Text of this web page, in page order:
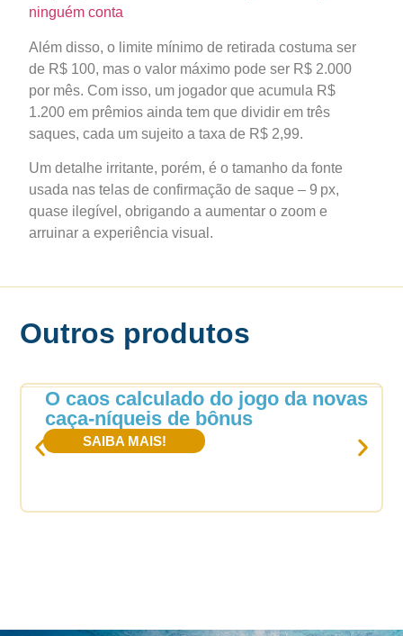
ninguém conta
Além disso, o limite mínimo de retirada costuma ser
de R$ 100, mas o valor máximo pode ser R$ 2.000
por mês. Com isso, um jogador que acumula R$
1.200 em prêmios ainda tem que dividir em três
saques, cada um sujeito a taxa de R$ 2,99.
Um detalhe irritante, porém, é o tamanho da fonte
usada nas telas de confirmação de saque – 9 px,
quase ilegível, obrigando a aumentar o zoom e
arruinar a experiência visual.
Outros produtos
O caos calculado do jogo da novas
caça‑níqueis de bônus
SAIBA MAIS!